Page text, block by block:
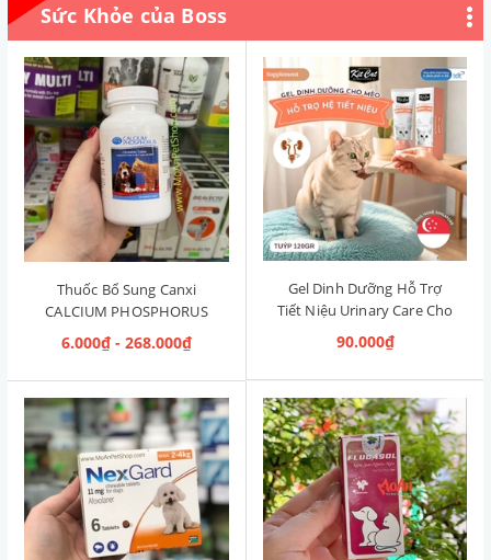
Sức Khỏe của Boss
Thuốc Bổ Sung Canxi
CALCIUM PHOSPHORUS
Mỹ (Hộp 50 viên)
6.000₫ - 268.000₫
Gel Dinh Dưỡng Hỗ Trợ
Tiết Niệu Urinary Care Cho
Mèo KitCat Singapore 120g
90.000₫